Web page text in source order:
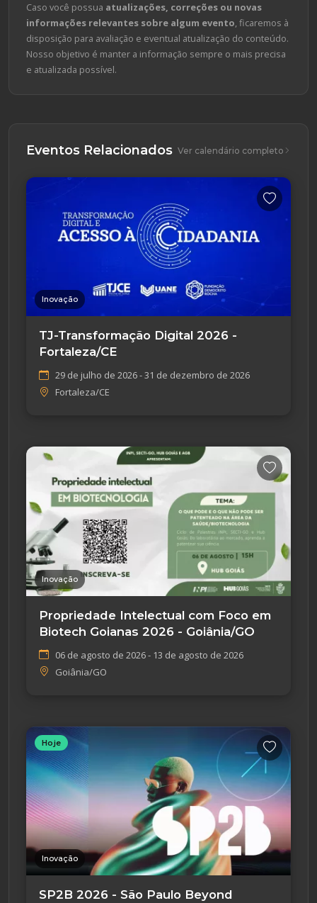
Caso você possua atualizações, correções ou novas
informações relevantes sobre algum evento, ficaremos à
disposição para avaliação e eventual atualização do conteúdo.
Nosso objetivo é manter a informação sempre o mais precisa
e atualizada possível.
Eventos Relacionados Ver calendário completo
Inovação
TJ-Transformação Digital 2026 -
Fortaleza/CE
29 de julho de 2026 - 31 de dezembro de 2026
Fortaleza/CE
Inovação
Propriedade Intelectual com Foco em
Biotech Goianas 2026 - Goiânia/GO
06 de agosto de 2026 - 13 de agosto de 2026
Goiânia/GO
Hoje
Inovação
SP2B 2026 - São Paulo Beyond